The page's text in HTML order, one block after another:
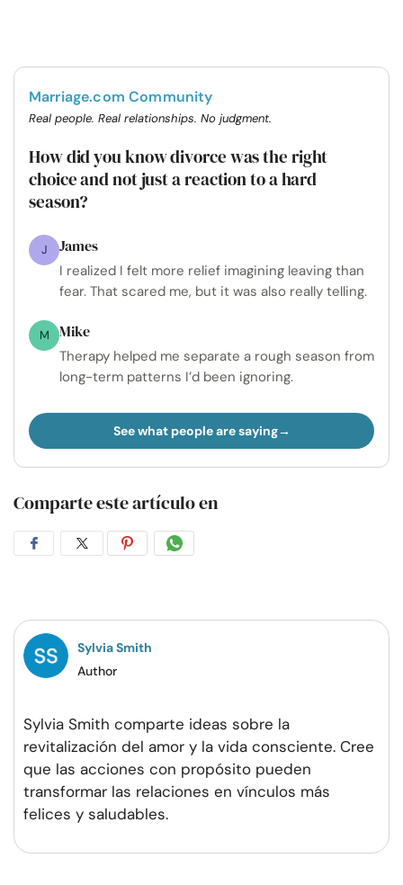
Marriage.com Community
Real people. Real relationships. No judgment.
How did you know divorce was the right
choice and not just a reaction to a hard
season?
J James
I realized I felt more relief imagining leaving than
fear. That scared me, but it was also really telling.
M Mike
Therapy helped me separate a rough season from
long-term patterns I’d been ignoring.
See what people are saying
Comparte este artículo en
CompartirCompartirCompartirCompartir
Sylvia Smith
Author
Sylvia Smith comparte ideas sobre la
revitalización del amor y la vida consciente. Cree
que las acciones con propósito pueden
transformar las relaciones en vínculos más
felices y saludables.